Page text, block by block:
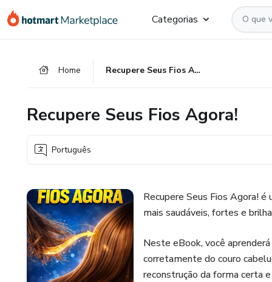
para
para
para
Categorias
Home Recupere Seus Fios Agora!
Recupere Seus Fios Agora!
Português
Recupere Seus Fios Agora!
mais saudáveis, fortes e
Neste eBook, você
corretamente do couro
reconstrução da forma certa